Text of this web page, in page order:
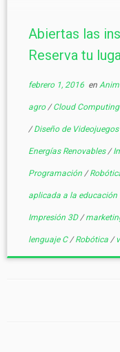
Abiertas las
Reserva tu
febrero 1, 2016en
agro /Cloud Computing
/Diseño de Videojuegos
Energías Renovables /
Programación /
aplicada a la educación
Impresión 3D /
lenguaje C /Robótica /